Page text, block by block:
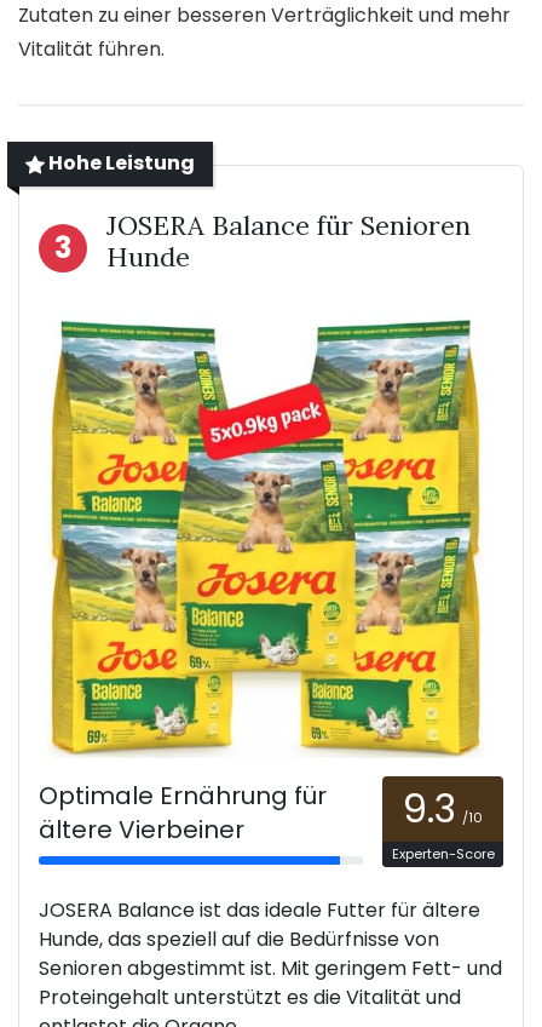
Zutaten zu einer besseren Verträglichkeit und mehr
Vitalität führen.
Hohe Leistung
3
JOSERA Balance für Senioren
Hunde
Optimale Ernährung für
ältere Vierbeiner
9.3 /10
Experten-Score
JOSERA Balance ist das ideale Futter für ältere
Hunde, das speziell auf die Bedürfnisse von
Senioren abgestimmt ist. Mit geringem Fett- und
Proteingehalt unterstützt es die Vitalität und